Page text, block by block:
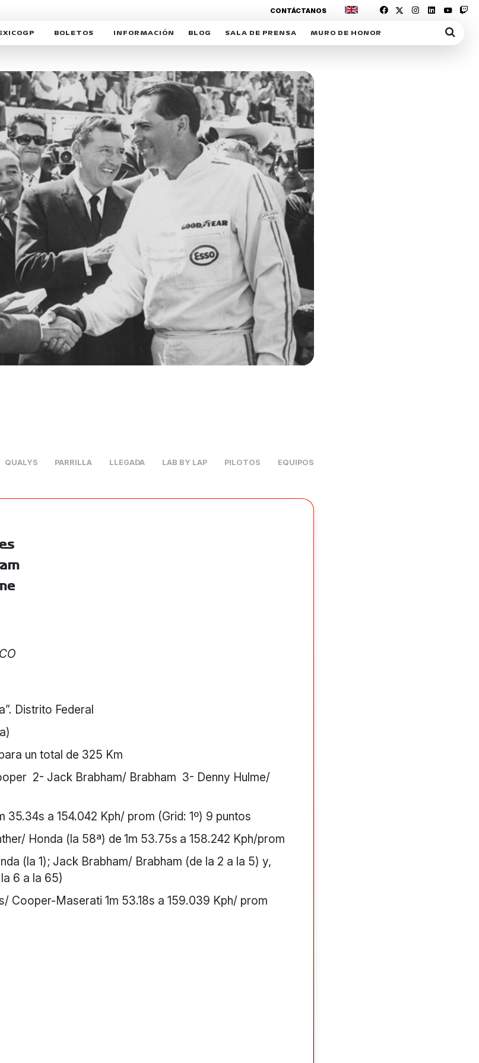
PARTE DEL VUELO
CON NOSOTROS
BOLETOS INFORMACIÓN
DUDAS
DERECHO DE PRIMERA OPCIÓN
REFORESTEMOS JUNTOS
MOTORSPORT ACADEMY
VOLUNTARIOS
EXPOSICIÓN FOTOGRÁFICA
CAMPEONATO
PATROCINADORES
LEGALES TICKETMASTER
BLOG
SUSCRIPCIÓN RACING NEWS
MEXICOGP
INTERACTIVOS
SALA DE PRENSA
COMUNICADOS
ACREDITACIONES
MURO DE HONOR
CONTÁCTANOS
QUALYS PARRILLA LLEGADA LAB BY LAP PILOTOS EQUIPOS
Distrito Federal
un total de 325 Km
2- Jack Brabham/ Brabham 3- Denny Hulme/
35.34s a 154.042 Kph/ prom (Grid: 1º) 9 puntos
Honda (la 58ª) de 1m 53.75s a 158.242 Kph/prom
(la 1); Jack Brabham/ Brabham (de la 2 a la 5) y,
6 a la 65)
Cooper-Maserati 1m 53.18s a 159.039 Kph/ prom